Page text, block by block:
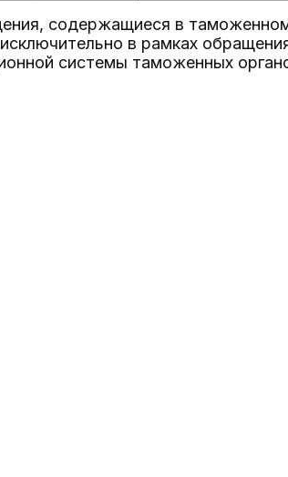
содержащиеся в
в рамках
системы таможенных